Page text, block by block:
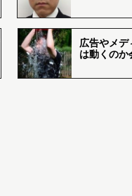
広告やメデ
は動くのか